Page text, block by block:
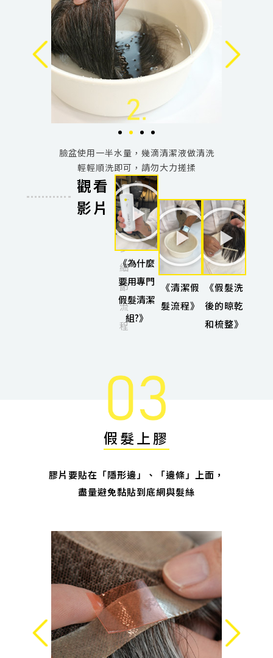
臉盆使用一半水量，幾滴清潔液做清洗
輕輕順洗即可，請勿大力搓揉
觀看
影片
更
多
細
節
流
程
《為什麼
要用專門
假髮清潔
組?》
《清潔假
髮流程》
《假髮洗
後的晾乾
和梳整》
假髮上膠
膠片要貼在「隱形邊」、「邊條」上面，
盡量避免黏貼到底網與髮絲